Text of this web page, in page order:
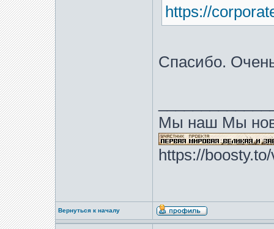
https://
Спасибо.
Мы наш Мы
https://
Вернуться к началу